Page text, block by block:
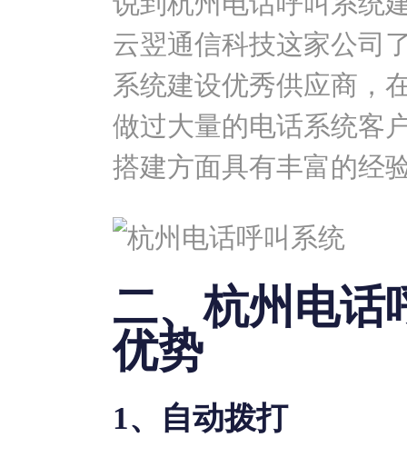
云翌通信科技这家公司
系统建设优秀供应商，
做过大量的电话系统客
搭建方面具有丰富的经
二、杭州电话
优势
1、自动拨打